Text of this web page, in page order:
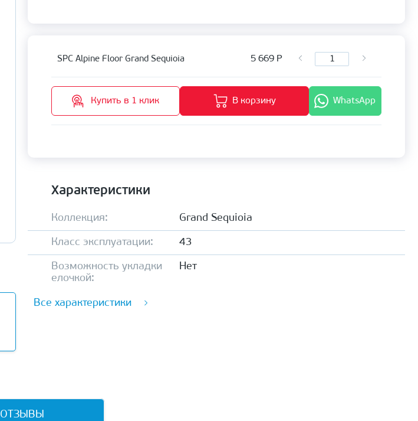
SPC Alpine Floor Grand Sequioia 5 669 Р
Купить в 1 клик В корзину WhatsApp
Характеристики
Коллекция: Grand Sequioia
Класс эксплуатации: 43
Возможность укладки
елочкой:
Нет
Все характеристики
ОТЗЫВЫ